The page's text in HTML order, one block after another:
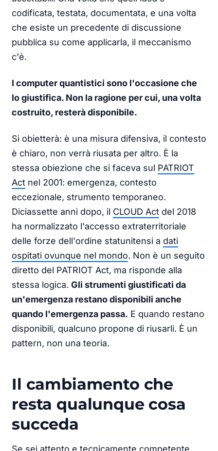
codificata, testata, documentata, e una volta
che esiste un precedente di discussione
pubblica su come applicarla, il meccanismo
c'è.
I computer quantistici sono l'occasione che
lo giustifica. Non la ragione per cui, una volta
costruito, resterà disponibile.
Si obietterà: è una misura difensiva, il contesto
è chiaro, non verrà riusata per altro. È la
stessa obiezione che si faceva sul PATRIOT
Act nel 2001: emergenza, contesto
eccezionale, strumento temporaneo.
Diciassette anni dopo, il CLOUD Act del 2018
ha normalizzato l'accesso extraterritoriale
delle forze dell'ordine statunitensi a dati
ospitati ovunque nel mondo. Non è un seguito
diretto del PATRIOT Act, ma risponde alla
stessa logica. Gli strumenti giustificati da
un'emergenza restano disponibili anche
quando l'emergenza passa. E quando restano
disponibili, qualcuno propone di riusarli. È un
pattern, non una teoria.
Il cambiamento che
resta qualunque cosa
succeda
Se sei attento e tecnicamente competente,